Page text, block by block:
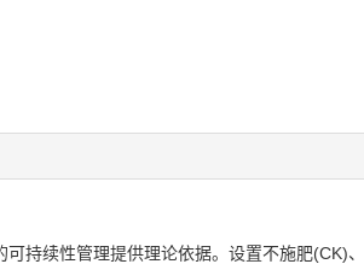
持续性管理提供理论依据。设置不施肥(CK)